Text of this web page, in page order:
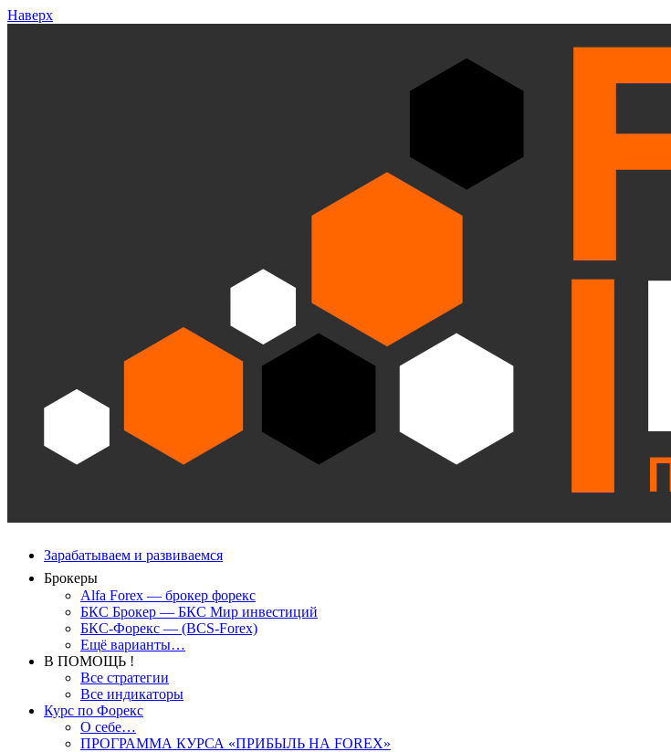
Наверх
Зарабатываем и развиваемся
Брокеры
Alfa Forex — брокер форекс
БКС Брокер — БКС Мир инвестиций
БКС-Форекс — (BCS-Forex)
Ещё варианты…
В ПОМОЩЬ !
Все стратегии
Все индикаторы
Курс по Форекс
О себе…
ПРОГРАММА КУРСА «ПРИБЫЛЬ НА FOREX»